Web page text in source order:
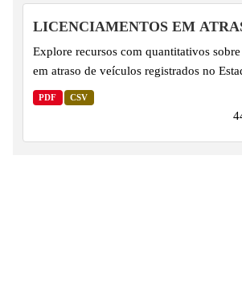
LICENCIAMENTOS EM
Explore recursos com quantitativos
em atraso de veículos registrados no
PDF CSV